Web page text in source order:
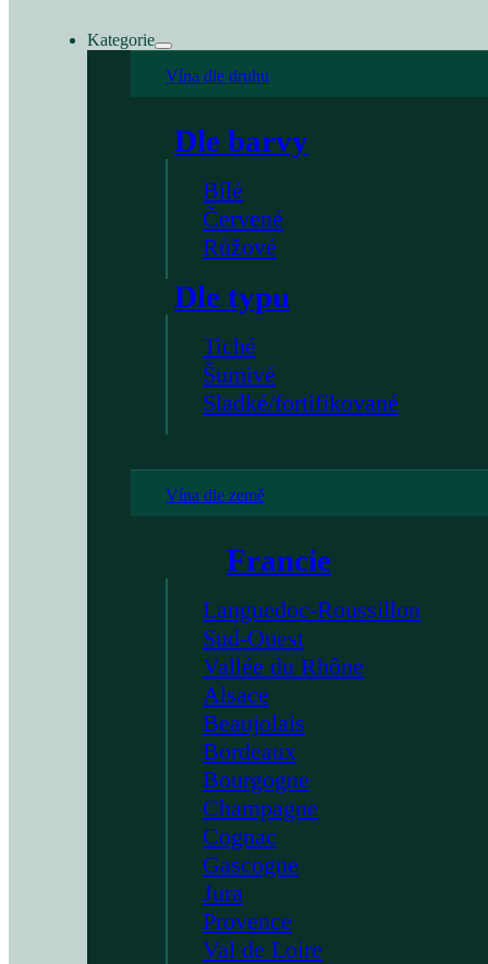
Kategorie
Vína dle druhu
Dle barvy
Bílé
Červené
Růžové
Dle typu
Tiché
Šumivé
Sladké/fortifikované
Vína dle země
Francie
Languedoc-Roussillon
Sud-Ouest
Vallée du Rhône
Alsace
Beaujolais
Bordeaux
Bourgogne
Champagne
Cognac
Gascogne
Jura
Provence
Val de Loire